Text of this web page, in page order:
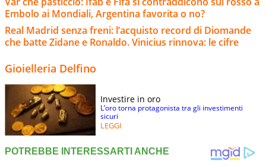
Embolo ai Mondiali, Argentina favorita o no?
Real Madrid senza freni: l’acquisto record di Diomande
che batte Zidane e Ronaldo. Vinicius rinnova: le cifre
Gioielleria Delfino
Investire in oro
L’oro torna protagonista tra gli investimenti
sicuri
LEGGI